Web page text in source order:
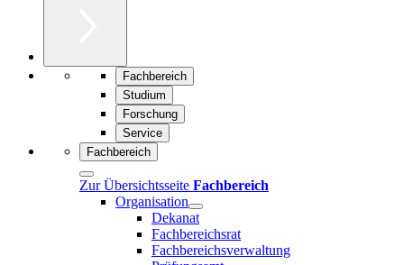
Fachbereich
Studium
Forschung
Service
Fachbereich
Zur Übersichtsseite Fachbereich
Organisation
Dekanat
Fachbereichsrat
Fachbereichsverwaltung